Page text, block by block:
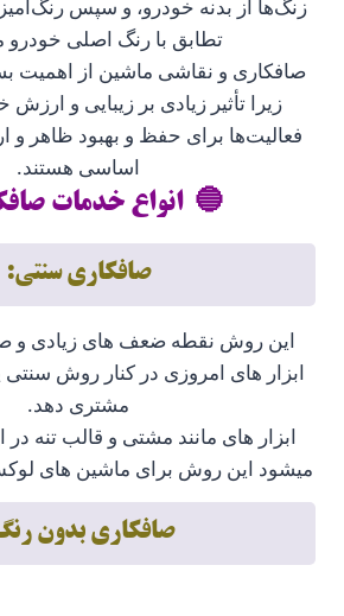
زنگ‌ها از بدنه خودرو، و سپس
تطابق با رنگ اصلی
صافکاری و نقاشی ماشین از اهمیت
زیرا تأثیر زیادی بر زیبایی و ارزش
فعالیت‌ها برای حفظ و بهبود ظاهر و
اساسی هستند.
انواع خدمات
صافکاری سنتی:
این روش نقطه ضعف های زیادی و
ابزار های امروزی در کنار روش سنتی
مشتری دهد.
ابزار های مانند مشتی و قالب تنه
میشود این روش برای ماشین های
صافکاری بدون